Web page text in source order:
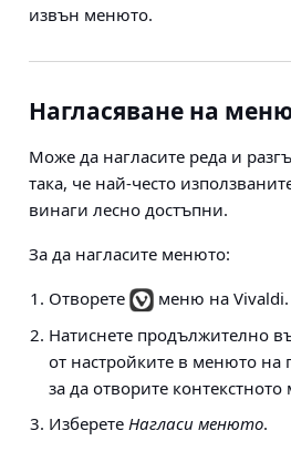
извън менюто.
Нагласяване на
Може да нагласите реда и
така, че най-често
винаги лесно достъпни.
За да нагласите менюто:
Отворете
меню на Vivaldi.
Натиснете продължително
от настройките в менюто на
за да отворите
Изберете Нагласи менюто.